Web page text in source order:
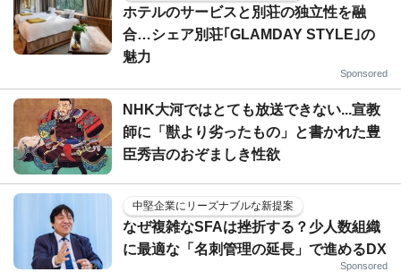
ホテルのサービスと別荘の独立性を融
合…シェア別荘｢GLAMDAY STYLE｣の
魅力
Sponsored
NHK大河ではとても放送できない...宣教
師に「獣より劣ったもの」と書かれた豊
臣秀吉のおぞましき性欲
中堅企業にリーズナブルな新提案
なぜ複雑なSFAは挫折する？少人数組織
に最適な「名刺管理の延長」で進めるDX
Sponsored